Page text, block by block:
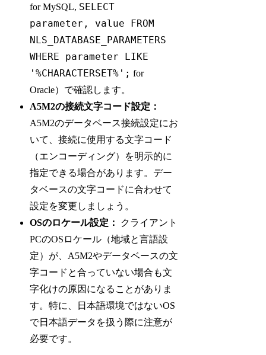
for MySQL, SELECT
parameter, value FROM
NLS_DATABASE_PARAMETERS
WHERE parameter LIKE
'%CHARACTERSET%'; for
Oracle）で確認します。
A5M2の接続文字コード設定：
A5M2のデータベース接続設定にお
いて、接続に使用する文字コード
（エンコーディング）を明示的に
指定できる場合があります。デー
タベースの文字コードに合わせて
設定を変更しましょう。
OSのロケール設定：
クライアント
PCのOSロケール（地域と言語設
定）が、A5M2やデータベースの文
字コードと合っていない場合も文
字化けの原因になることがありま
す。特に、日本語環境ではないOS
で日本語データを扱う際に注意が
必要です。